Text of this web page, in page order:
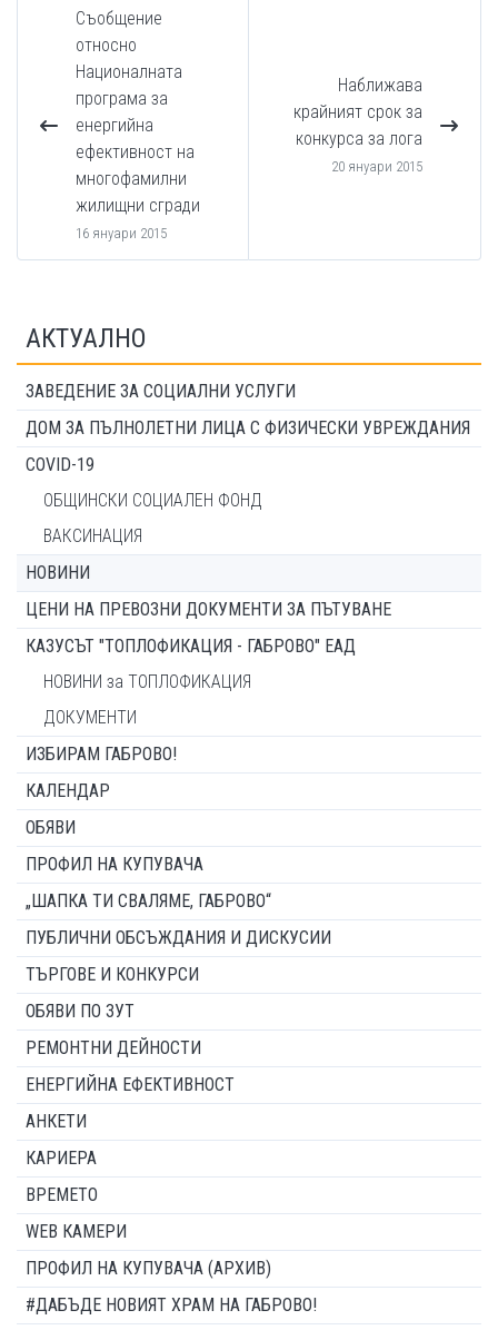
Съобщение
относно
Националната
програма за
енергийна
ефективност на
многофамилни
жилищни сгради
16 януари 2015
Наближава
крайният срок за
конкурса за лога
20 януари 2015
АКТУАЛНО
ЗАВЕДЕНИЕ ЗА СОЦИАЛНИ УСЛУГИ
ДОМ ЗА ПЪЛНОЛЕТНИ ЛИЦА С ФИЗИЧЕСКИ УВРЕЖДАНИЯ
COVID-19
ОБЩИНСКИ СОЦИАЛЕН ФОНД
ВАКСИНАЦИЯ
НОВИНИ
ЦЕНИ НА ПРЕВОЗНИ ДОКУМЕНТИ ЗА ПЪТУВАНЕ
КАЗУСЪТ "ТОПЛОФИКАЦИЯ - ГАБРОВО" ЕАД
НОВИНИ за ТОПЛОФИКАЦИЯ
ДОКУМЕНТИ
ИЗБИРАМ ГАБРОВО!
КАЛЕНДАР
ОБЯВИ
ПРОФИЛ НА КУПУВАЧА
„ШАПКА ТИ СВАЛЯМЕ, ГАБРОВО“
ПУБЛИЧНИ ОБСЪЖДАНИЯ И ДИСКУСИИ
ТЪРГОВЕ И КОНКУРСИ
ОБЯВИ ПО ЗУТ
РЕМОНТНИ ДЕЙНОСТИ
ЕНЕРГИЙНА ЕФЕКТИВНОСТ
АНКЕТИ
КАРИЕРА
ВРЕМЕТО
WEB КАМЕРИ
ПРОФИЛ НА КУПУВАЧА (АРХИВ)
#ДАБЪДЕ НОВИЯТ ХРАМ НА ГАБРОВО!